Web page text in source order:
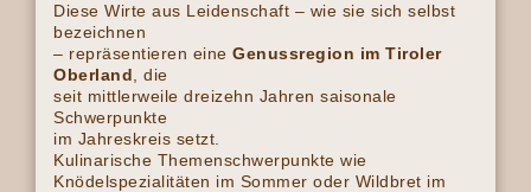
Diese Wirte aus Leidenschaft – wie sie sich selbst
bezeichnen
– repräsentieren eine Genussregion im Tiroler
Oberland , die
seit mittlerweile dreizehn Jahren saisonale
Schwerpunkte
im Jahreskreis setzt.
Kulinarische Themenschwerpunkte wie
Knödelspezialitäten im Sommer oder Wildbret im